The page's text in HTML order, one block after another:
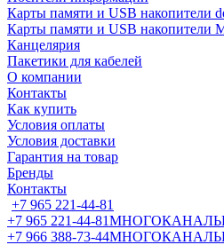
Карты памяти и USB накопители
Карты памяти и USB накопители
Канцелярия
Пакетики для кабелей
О компании
Контакты
Как купить
Условия оплаты
Условия доставки
Гарантия на товар
Бренды
Контакты
+7 965 221-44-81
+7 965 221-44-81
+7 966 388-73-44